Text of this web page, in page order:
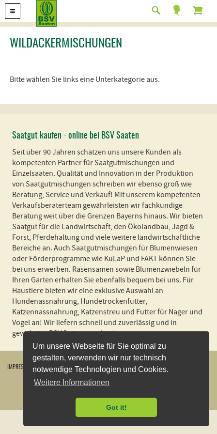
Um unsere Webseite für Sie optimal zu
gestalten, verwenden wir nur technisch
notwendige Technologien und Cookies.
Weitere Informationen
Got it!
WILDACKERMISCHUNGEN
Bitte wählen Sie links eine Unterkategorie aus.
Saatgut kaufen - online bei BSV Saaten
Seit über 90 Jahren schätzen uns unsere Kunden als
kompetenten Partner für Saatgutmischungen und
Einzelsaaten. Qualität und Innovation in der Produktion
von Saatgutmischungen schreiben wir ebenso groß wie
Beratung, Service und Verkauf! Mit unserem kompetenten
Verkaufsberaterteam gewährleisten wir fachkundige
Beratung weit über die Grenzen Bayerns hinaus. Wir bieten
Saatgut für die Landwirtschaft, den Ökolandbau, Jagd &
Forst, Pferdehaltung und viele weitere landwirtschaftliche
Bereiche an. Auch Saatgutmischungen für Blumenwiesen
oder Förderprogramme wie KuLaP und FAKT können Sie
bei uns erwerben. Rasensamen sowie Blumenzwiebeln für
Ihren Garten erhalten Sie ebenfalls bequem bei uns. Für
Haustiere bieten wir eine exklusive Auswahl an
Hundenassnahrung, Hundetrockenfutter,
Katzennassnahrung, Katzenstreu und Futter für Nager und
Vogel an! Wir liefern schnell und zuverlässig und in
gewohnter BSV Spitzenqualität!
IMPRESSUM WIDERRUFSBELEHRUNG DATENSCHUTZERKLÄRUNG
VERSANDKOSTEN
ÖFFNUNGSZEITEN